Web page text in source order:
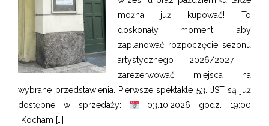
można już kupować! To
doskonały moment, aby
zaplanować rozpoczęcie sezonu
artystycznego 2026/2027 i
zarezerwować miejsca na
wybrane przedstawienia. Pierwsze spektakle 53. JST są już
dostępne w sprzedaży:
03.10.2026 godz. 19:00
„Kocham […]